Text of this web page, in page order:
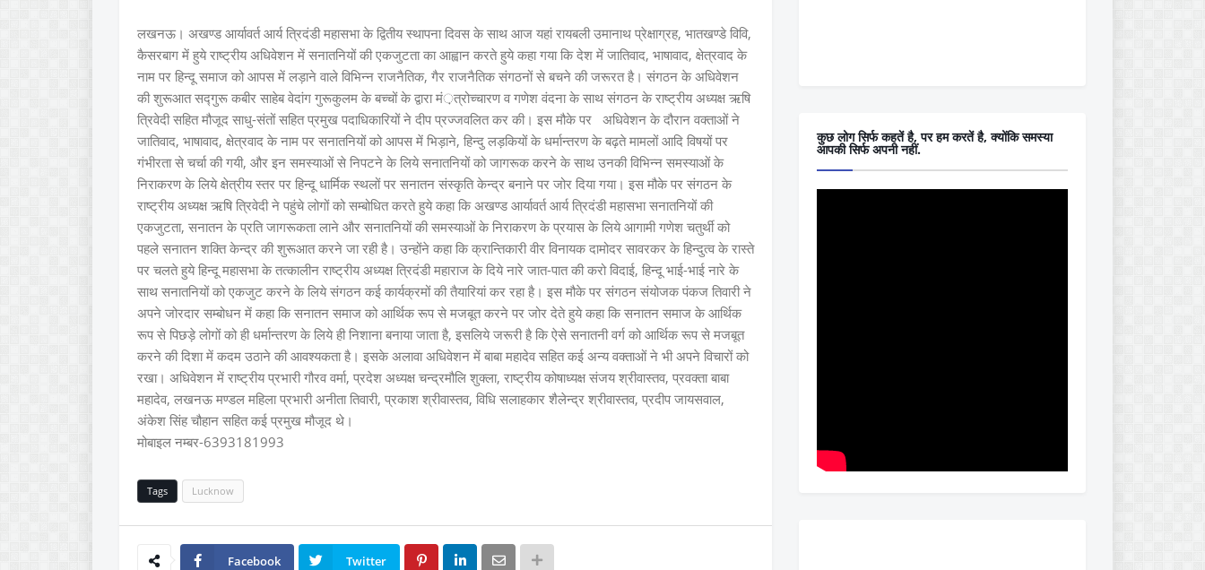
लखनऊ। अखण्ड आर्यावर्त आर्य त्रिदंडी महासभा के द्वितीय स्थापना दिवस के साथ आज यहां रायबली उमानाथ प्रेक्षाग्रह, भातखण्डे विवि,
कैसरबाग में हुये राष्ट्रीय अधिवेशन में सनातनियों की एकजुटता का आह्वान करते हुये कहा गया कि देश में जातिवाद, भाषावाद, क्षेत्रवाद के
नाम पर हिन्दू समाज को आपस में लड़ाने वाले विभिन्न राजनैतिक, गैर राजनैतिक संगठनों से बचने की जरूरत है। संगठन के अधिवेशन
की शुरूआत सद्गुरू कबीर साहेब वेदांग गुरूकुलम के बच्चों के द्वारा मं़त्रोच्चारण व गणेश वंदना के साथ संगठन के राष्ट्रीय अध्यक्ष ऋषि
त्रिवेदी सहित मौजूद साधु-संतों सहित प्रमुख पदाधिकारियों ने दीप प्रज्जवलित कर की। इस मौके पर अधिवेशन के दौरान वक्ताओं ने
जातिवाद, भाषावाद, क्षेत्रवाद के नाम पर सनातनियों को आपस में भिड़ाने, हिन्दु लड़कियों के धर्मान्तरण के बढ़ते मामलों आदि विषयों पर
गंभीरता से चर्चा की गयी, और इन समस्याओं से निपटने के लिये सनातनियों को जागरूक करने के साथ उनकी विभिन्न समस्याओं के
निराकरण के लिये क्षेत्रीय स्तर पर हिन्दू धार्मिक स्थलों पर सनातन संस्कृति केन्द्र बनाने पर जोर दिया गया। इस मौके पर संगठन के
राष्ट्रीय अध्यक्ष ऋषि त्रिवेदी ने पहुंचे लोगों को सम्बोधित करते हुये कहा कि अखण्ड आर्यावर्त आर्य त्रिदंडी महासभा सनातनियों की
एकजुटता, सनातन के प्रति जागरूकता लाने और सनातनियों की समस्याओं के निराकरण के प्रयास के लिये आगामी गणेश चतुर्थी को
पहले सनातन शक्ति केन्द्र की शुरूआत करने जा रही है। उन्होंने कहा कि क्रान्तिकारी वीर विनायक दामोदर सावरकर के हिन्दुत्व के रास्ते
पर चलते हुये हिन्दू महासभा के तत्कालीन राष्ट्रीय अध्यक्ष त्रिदंडी महाराज के दिये नारे जात-पात की करो विदाई, हिन्दू भाई-भाई नारे के
साथ सनातनियों को एकजुट करने के लिये संगठन कई कार्यक्रमों की तैयारियां कर रहा है। इस मौके पर संगठन संयोजक पंकज तिवारी ने
अपने जोरदार सम्बोधन में कहा कि सनातन समाज को आर्थिक रूप से मजबूत करने पर जोर देते हुये कहा कि सनातन समाज के आर्थिक
रूप से पिछड़े लोगों को ही धर्मान्तरण के लिये ही निशाना बनाया जाता है, इसलिये जरूरी है कि ऐसे सनातनी वर्ग को आर्थिक रूप से मजबूत
करने की दिशा में कदम उठाने की आवश्यकता है। इसके अलावा अधिवेशन में बाबा महादेव सहित कई अन्य वक्ताओं ने भी अपने विचारों को
रखा। अधिवेशन में राष्ट्रीय प्रभारी गौरव वर्मा, प्रदेश अध्यक्ष चन्द्रमौलि शुक्ला, राष्ट्रीय कोषाध्यक्ष संजय श्रीवास्तव, प्रवक्ता बाबा
महादेव, लखनऊ मण्डल महिला प्रभारी अनीता तिवारी, प्रकाश श्रीवास्तव, विधि सलाहकार शैलेन्द्र श्रीवास्तव, प्रदीप जायसवाल,
अंकेश सिंह चौहान सहित कई प्रमुख मौजूद थे।
मोबाइल नम्बर-6393181993
Tags Lucknow
Facebook Twitter
कुछ लोग सिर्फ कहतें है, पर हम करतें है, क्योंकि समस्या
आपकी सिर्फ अपनी नहीं.